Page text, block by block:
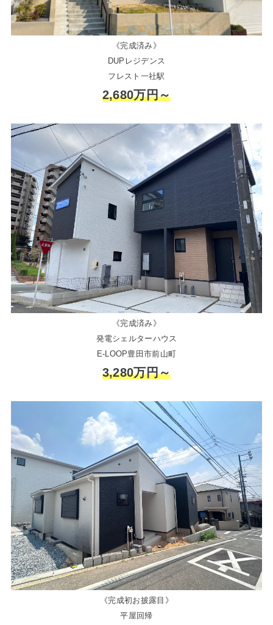
《完成済み》
DUPレジデンス
フレスト一社駅
2,680万円～
《完成済み》
発電シェルターハウス
E-LOOP豊田市前山町
3,280万円～
《完成初お披露目》
平屋回帰